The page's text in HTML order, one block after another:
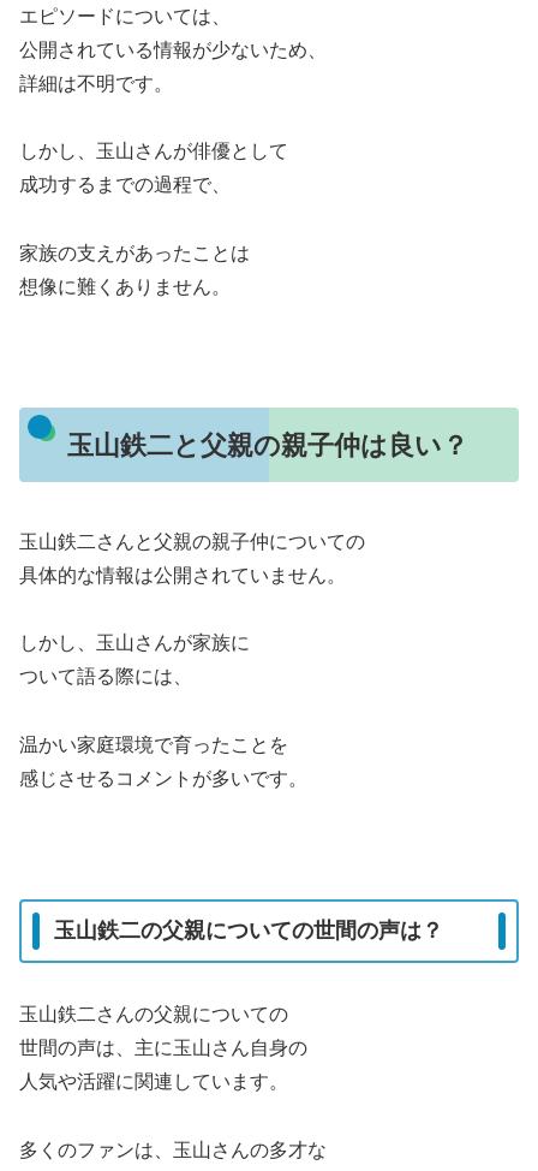
エピソードについては、
公開されている情報が少ないため、
詳細は不明です。
しかし、玉山さんが俳優として
成功するまでの過程で、
家族の支えがあったことは
想像に難くありません。
玉山鉄二と父親の親子仲は良い？
玉山鉄二さんと父親の親子仲についての
具体的な情報は公開されていません。
しかし、玉山さんが家族に
ついて語る際には、
温かい家庭環境で育ったことを
感じさせるコメントが多いです。
玉山鉄二の父親についての世間の声は？
玉山鉄二さんの父親についての
世間の声は、主に玉山さん自身の
人気や活躍に関連しています。
多くのファンは、玉山さんの多才な